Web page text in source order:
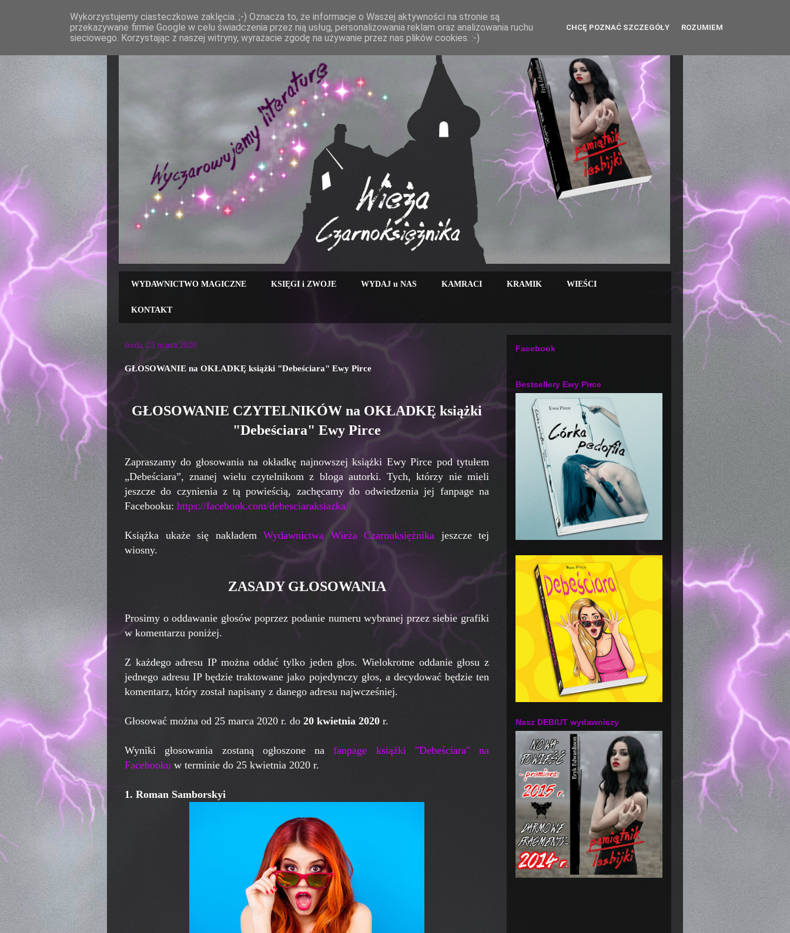
WYDAWNICTWO MAGICZNE KSIĘGI i ZWOJE WYDAJ u NAS KAMRACI KRAMIK WIEŚCI
KONTAKT
środa, 25 marca 2020
GŁOSOWANIE na OKŁADKĘ książki "Debeściara" Ewy Pirce
GŁOSOWANIE CZYTELNIKÓW na OKŁADKĘ książki
"Debeściara" Ewy Pirce
Zapraszamy do głosowania na okładkę najnowszej książki Ewy Pirce pod tytułem
„Debeściara”, znanej wielu czytelnikom z bloga autorki. Tych, którzy nie mieli
jeszcze do czynienia z tą powieścią, zachęcamy do odwiedzenia jej fanpage na
Facebooku: https://facebook.com/debesciaraksiazka/
Książka ukaże się nakładem Wydawnictwa Wieża Czarnoksiężnika jeszcze tej
wiosny.
ZASADY GŁOSOWANIA
Prosimy o oddawanie głosów poprzez podanie numeru wybranej przez siebie grafiki
w komentarzu poniżej.
Z każdego adresu IP można oddać tylko jeden głos. Wielokrotne oddanie głosu z
jednego adresu IP będzie traktowane jako pojedynczy głos, a decydować będzie ten
komentarz, który został napisany z danego adresu najwcześniej.
Głosować można od 25 marca 2020 r. do 20 kwietnia 2020 r.
Wyniki głosowania zostaną ogłoszone nafanpage książki "Debeściara" na
Facebooku w terminie do 25 kwietnia 2020 r.
1. Roman Samborskyi
Facebook
Bestsellery Ewy Pirce
Nasz DEBIUT wydawniczy
Wykorzystujemy ciasteczkowe zaklęcia. ;-) Oznacza to, że informacje o Waszej aktywności na stronie są
przekazywane firmie Google w celu świadczenia przez nią usług, personalizowania reklam oraz analizowania ruchu
sieciowego. Korzystając z naszej witryny, wyrażacie zgodę na używanie przez nas plików cookies. :-)
CHCĘ POZNAĆ SZCZEGÓŁY ROZUMIEM